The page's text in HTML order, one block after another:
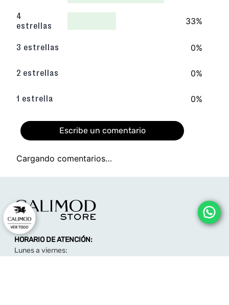
4
estrellas
33%
3 estrellas 0%
2 estrellas 0%
1 estrella 0%
Escribe un comentario
Título
Califica el producto de 1 a 5 estrellas
★★★★★
Cargando comentarios…
HORARIO DE ATENCIÓN:
Lunes a viernes: